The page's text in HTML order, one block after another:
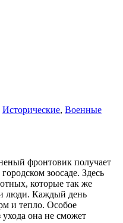
Исторические, Военные
фронтовик получает
зоосаде. Здесь
которые так же
и люди. Каждый день
и тепло. Особое
ухода она не сможет